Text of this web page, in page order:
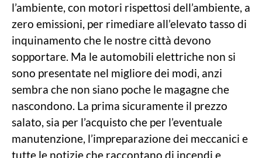
l’ambiente, con motori rispettosi dell’ambiente, a
zero emissioni, per rimediare all’elevato tasso di
inquinamento che le nostre città devono
sopportare. Ma le automobili elettriche non si
sono presentate nel migliore dei modi, anzi
sembra che non siano poche le magagne che
nascondono. La prima sicuramente il prezzo
salato, sia per l’acquisto che per l’eventuale
manutenzione, l’impreparazione dei meccanici e
tutte le notizie che raccontano di incendi e